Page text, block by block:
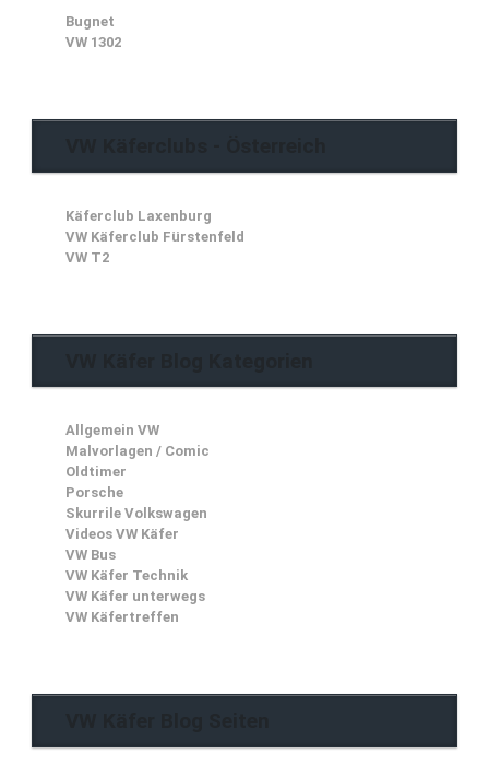
Bugnet
VW 1302
Käferclub Laxenburg
VW Käferclub Fürstenfeld
VW T2
Allgemein VW
Malvorlagen / Comic
Oldtimer
Porsche
Skurrile Volkswagen
Videos VW Käfer
VW Bus
VW Käfer Technik
VW Käfer unterwegs
VW Käfertreffen